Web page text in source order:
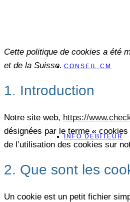
CONSEIL CM
INFO DÉBITEUR
Cette politique de cookies a été
et de la Suisse.
1. Introduction
Notre site web, https://
désignées par le terme «
de l’utilisation des cookies sur
2. Que sont les
Un cookie est un petit fichier